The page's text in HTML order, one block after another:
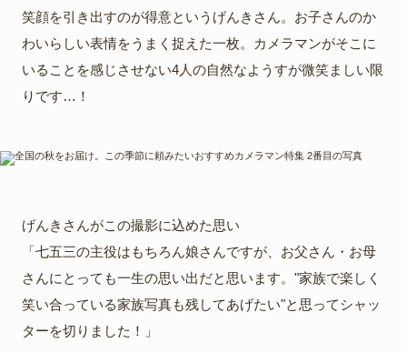
笑顔を引き出すのが得意というげんきさん。お子さんのか
わいらしい表情をうまく捉えた一枚。カメラマンがそこに
いることを感じさせない4人の自然なようすが微笑ましい限
りです…！
げんきさんがこの撮影に込めた思い
「七五三の主役はもちろん娘さんですが、お父さん・お母
さんにとっても一生の思い出だと思います。"家族で楽しく
笑い合っている家族写真も残してあげたい"と思ってシャッ
ターを切りました！」